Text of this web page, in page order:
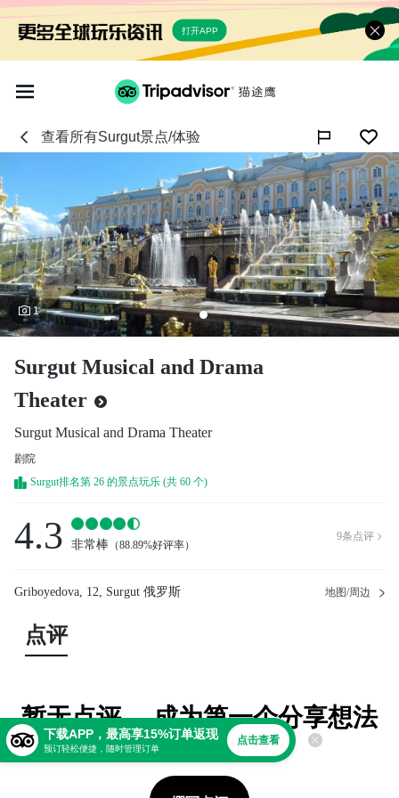
打开APP
查看所有Surgut景点/体验
1
Surgut Musical and Drama
Theater
Surgut Musical and Drama Theater
剧院
Surgut排名第 26 的景点玩乐 (共 60 个)
4.3 非常棒 （88.89%好评率）
9条点评 
Griboyedova, 12, Surgut 俄罗斯 地图/周边
点评
暂无点评。 成为第一个分享想法
的人！
下载APP，最高享15%订单返现
预订轻松便捷，随时管理订单
点击查看